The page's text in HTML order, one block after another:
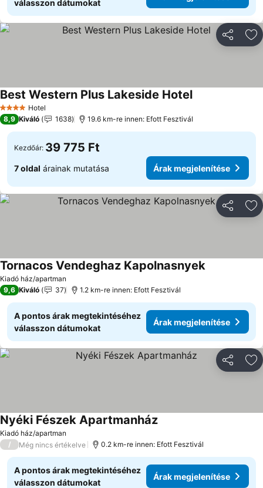
válasszon dátumokat
4 KategóriaHotel
Best Western Plus Lakeside Hotel
8,9 Kiváló 1638 19.6 km-re innen: Efott Fesztivál
Kezdőár: 39 775 Ft
7 oldal árainak mutatása Árak megjelenítése
Kiadó ház/apartman
Tornacos Vendeghaz Kapolnasnyek
9,6 Kiváló 37 1.2 km-re innen: Efott Fesztivál
A pontos árak megtekintéséhez
válasszon dátumokat
Árak megjelenítése
Kiadó ház/apartman
Nyéki Fészek Apartmanház
/ Még nincs értékelve 0.2 km-re innen: Efott Fesztivál
A pontos árak megtekintéséhez
válasszon dátumokat
Árak megjelenítése